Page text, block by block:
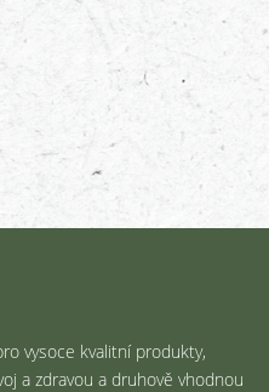
vysoce kvalitní produkty,
a zdravou a druhově vhodnou